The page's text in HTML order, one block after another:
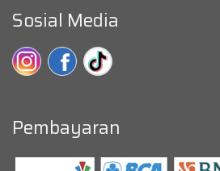
Sosial Media
Pembayaran